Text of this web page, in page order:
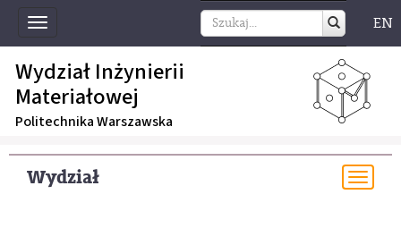
Toggle
navigation
EN
Wydział Inżynierii
Materiałowej
Politechnika Warszawska
Wydział